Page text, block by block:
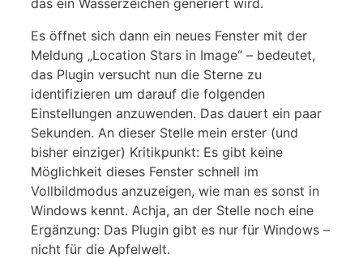
Es öffnet sich dann ein neues Fenster mit der
Meldung „Location Stars in Image“ – bedeutet,
das Plugin versucht nun die Sterne zu
identifizieren um darauf die folgenden
Einstellungen anzuwenden. Das dauert ein paar
Sekunden. An dieser Stelle mein erster (und
bisher einziger) Kritikpunkt: Es gibt keine
Möglichkeit dieses Fenster schnell im
Vollbildmodus anzuzeigen, wie man es sonst in
Windows kennt. Achja, an der Stelle noch eine
Ergänzung: Das Plugin gibt es nur für Windows –
nicht für die Apfelwelt.